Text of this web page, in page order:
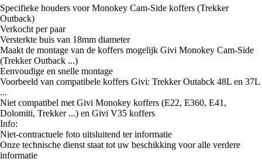
Specifieke houders voor Monokey Cam-Side koffers (Trekker
Outback)
Verkocht per paar
Versterkte buis van 18mm diameter
Maakt de montage van de koffers mogelijk Givi Monokey Cam-Side
(Trekker Outback ...)
Eenvoudige en snelle montage
Voorbeeld van compatibele koffers Givi: Trekker Outabck 48L en 37L
...
Niet compatibel met Givi Monokey koffers (E22, E360, E41,
Dolomiti, Trekker ...) en Givi V35 koffers
Info:
Niet-contractuele foto uitsluitend ter informatie
Onze technische dienst staat tot uw beschikking voor alle verdere
informatie